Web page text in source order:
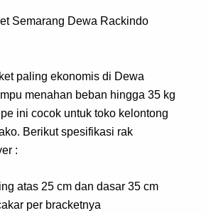
Semarang Dewa Rackindo
paling ekonomis di Dewa
menahan beban hingga 35 kg
ini cocok untuk toko kelontong
Berikut spesifikasi rak
:
atas 25 cm dan dasar 35 cm
per bracketnya